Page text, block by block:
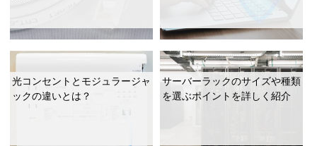
光コンセントとモジュラージャ
ックの違いとは？
サーバーラックのサイズや種類
を選ぶポイントを詳しく紹介